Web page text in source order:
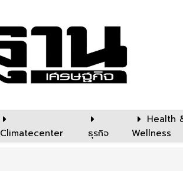
Climatecenter ธุรกิจ
Health
Wellness